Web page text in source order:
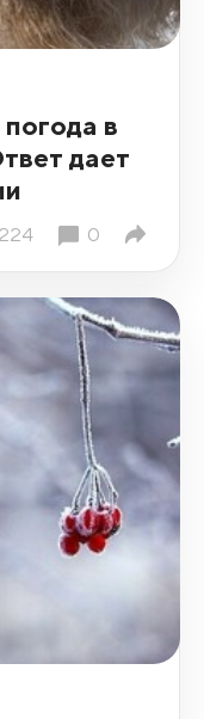
в
дает
224 0